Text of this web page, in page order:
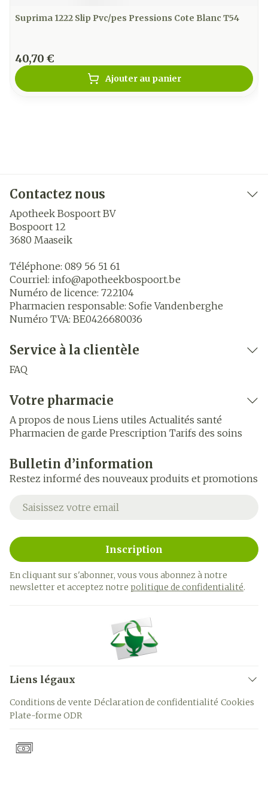
Suprima 1222 Slip Pvc/pes Pressions Cote Blanc T54
40,70 €
Ajouter au panier
Contactez nous
Apotheek Bospoort BV
Bospoort 12
3680 Maaseik
Téléphone: 089 56 51 61
Courriel: info@apotheekbospoort.be
Numéro de licence: 722104
Pharmacien responsable: Sofie Vandenberghe
Numéro TVA: BE0426680036
Service à la clientèle
FAQ
Votre pharmacie
A propos de nous Liens utiles Actualités santé
Pharmacien de garde Prescription Tarifs des soins
Bulletin d’information
Restez informé des nouveaux produits et promotions
Adresse mail
Inscription
En cliquant sur s'abonner, vous vous abonnez à notre
newsletter et acceptez notre politique de confidentialité.
Liens légaux
Conditions de vente Déclaration de confidentialité Cookies
Plate-forme ODR